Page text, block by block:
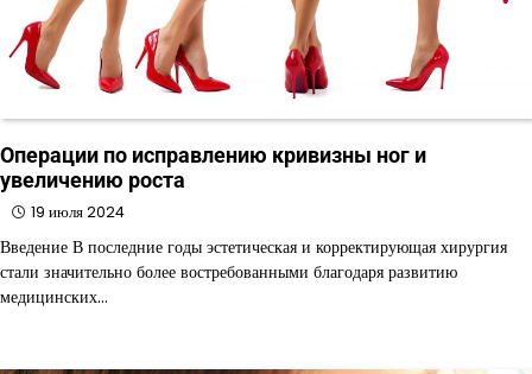
Операции по исправлению кривизны ног и
увеличению роста
19 июля 2024
Введение В последние годы эстетическая и корректирующая хирургия
стали значительно более востребованными благодаря развитию
медицинских…